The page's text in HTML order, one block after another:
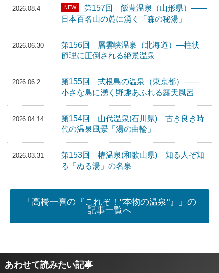
2026.08.4 NEW
第157回 飯豊温泉（山形県）――
日本百名山の麓に湧く「森の秘湯」
2026.06.30
第156回 層雲峡温泉（北海道）―柱状
節理に圧倒される絶景温泉
2026.06.2
第155回 式根島の温泉（東京都）――
小さな島に湧く野趣あふれる露天風呂
2026.04.14
第154回 山代温泉(石川県) 古き良き時
代の温泉風景「湯の曲輪」
2026.03.31
第153回 椿温泉(和歌山県) 知る人ぞ知
る「ぬる湯」の名泉
「高橋一喜の『これぞ！"本物の温泉"』」の
記事一覧へ
あわせて読みたい記事